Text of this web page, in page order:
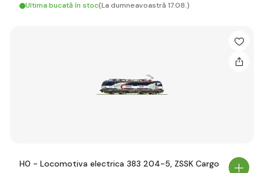
Ultima bucată în stoc(La dumneavoastră 17.08.)
H0 - Locomotiva electrica 383 204-5, ZSSK Cargo